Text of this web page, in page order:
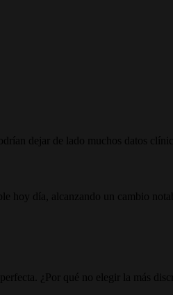
dejar de lado muchos datos
hoy día, alcanzando un cambio
¿Por qué no elegir la más